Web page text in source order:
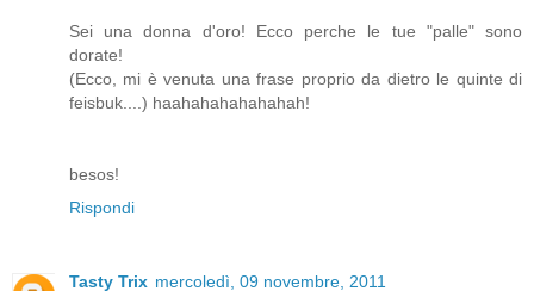
Sei una donna d'oro! Ecco perche le tue "palle" sono
dorate!
(Ecco, mi è venuta una frase proprio da dietro le quinte di
feisbuk....) haahahahahahahah!
besos!
Rispondi
Tasty Trix mercoledì, 09 novembre, 2011